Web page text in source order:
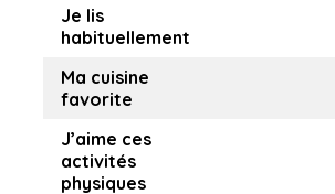
Je lis
habituellement
Ma cuisine
favorite
J’aime ces
activités
physiques